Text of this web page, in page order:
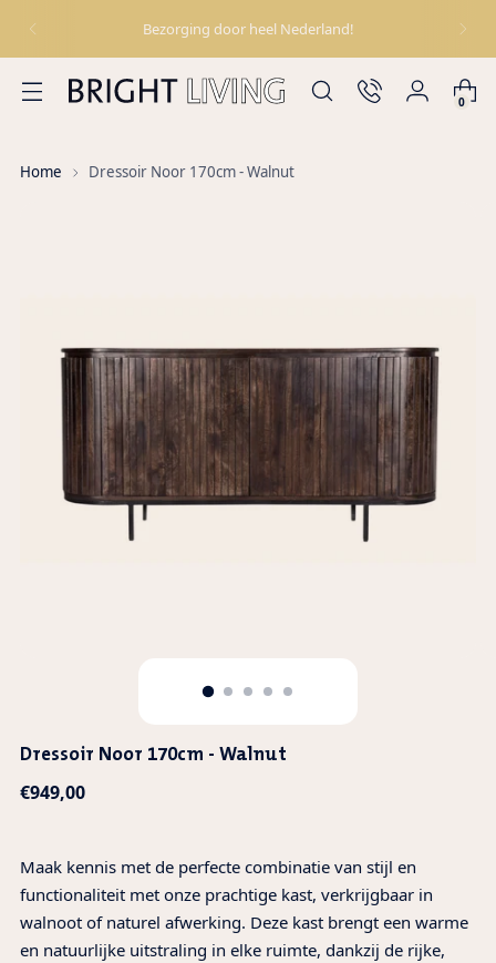
Bezorging door heel Nederland!
0
Home Dressoir Noor 170cm - Walnut
Dressoir Noor 170cm - Walnut
Normale
€949,00
Maak kennis met de perfecte combinatie van stijl en
functionaliteit met onze prachtige kast, verkrijgbaar in
walnoot of naturel afwerking. Deze kast brengt een warme
en natuurlijke uitstraling in elke ruimte, dankzij de rijke,